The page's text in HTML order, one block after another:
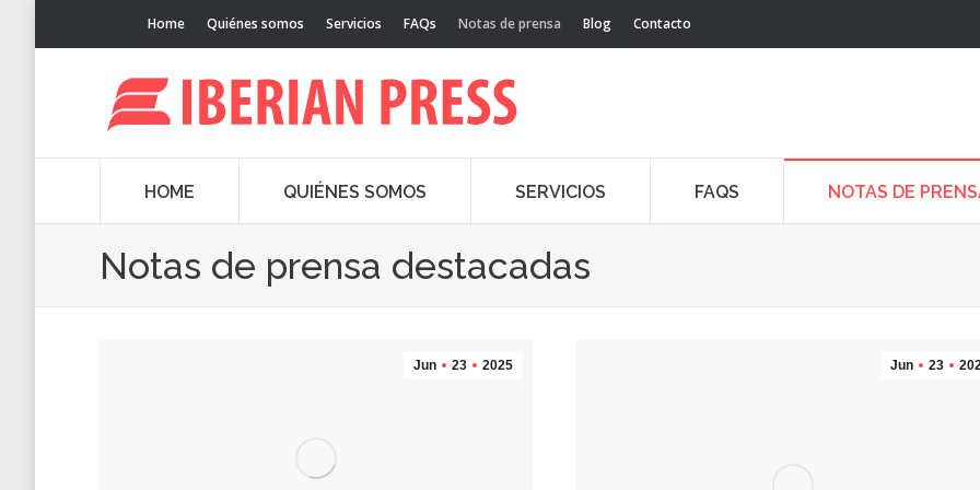
Home Quiénes somos Servicios FAQs Notas de prensa Blog Contacto
HOME QUIÉNES SOMOS SERVICIOS FAQS NOTAS DE
Notas de prensa destacadas
Jun 23 2025 Jun 23